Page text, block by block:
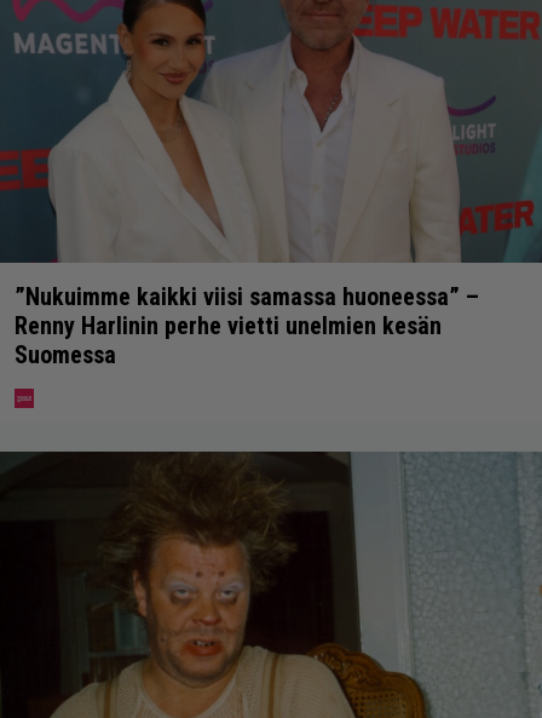
”Nukuimme kaikki viisi samassa huoneessa” –
Renny Harlinin perhe vietti unelmien kesän
Suomessa